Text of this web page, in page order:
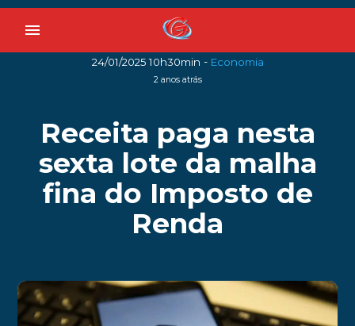
menu
24/01/2025 10h30min - Economia
2 anos atrás
Receita paga nesta
sexta lote da malha
fina do Imposto de
Renda